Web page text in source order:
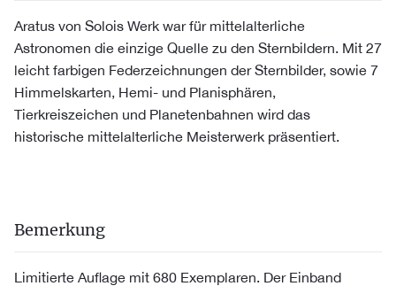
Aratus von Solois Werk war für mittelalterliche
Astronomen die einzige Quelle zu den Sternbildern. Mit 27
leicht farbigen Federzeichnungen der Sternbilder, sowie 7
Himmelskarten, Hemi- und Planisphären,
Tierkreiszeichen und Planetenbahnen wird das
historische mittelalterliche Meisterwerk präsentiert.
Bemerkung
Limitierte Auflage mit 680 Exemplaren. Der Einband